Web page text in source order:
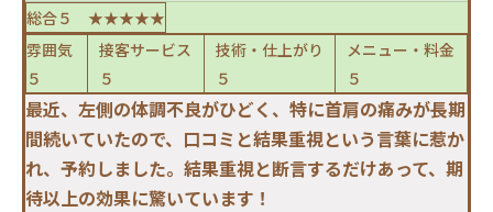
総合５ ★★★★★
雰囲気
５
接客サービス
５
技術・仕上がり
５
メニュー・料金
５
最近、左側の体調不良がひどく、特に首肩の痛みが長期
間続いていたので、口コミと結果重視という言葉に惹か
れ、予約しました。結果重視と断言するだけあって、期
待以上の効果に驚いています！